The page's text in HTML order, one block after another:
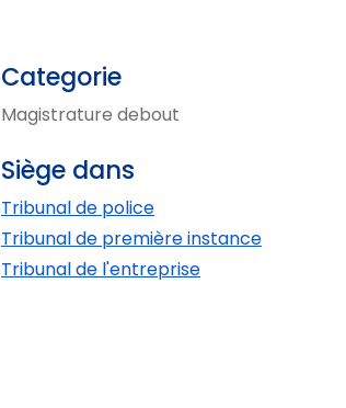
Categorie
Magistrature debout
Siège dans
Tribunal de police
Tribunal de première instance
Tribunal de l'entreprise